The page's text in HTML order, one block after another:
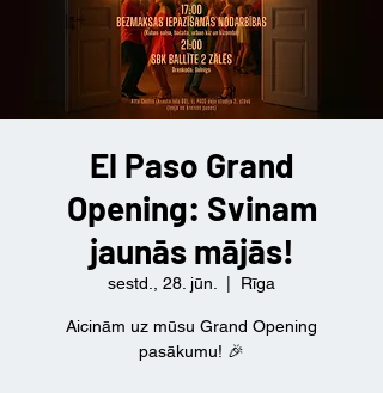
El Paso Grand
Opening: Svinam
jaunās mājās!
sestd., 28. jūn. Rīga
Aicinām uz mūsu Grand Opening
pasākumu! 🎉